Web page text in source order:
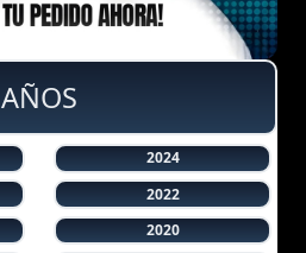
AÑOS
2024
2022
2020